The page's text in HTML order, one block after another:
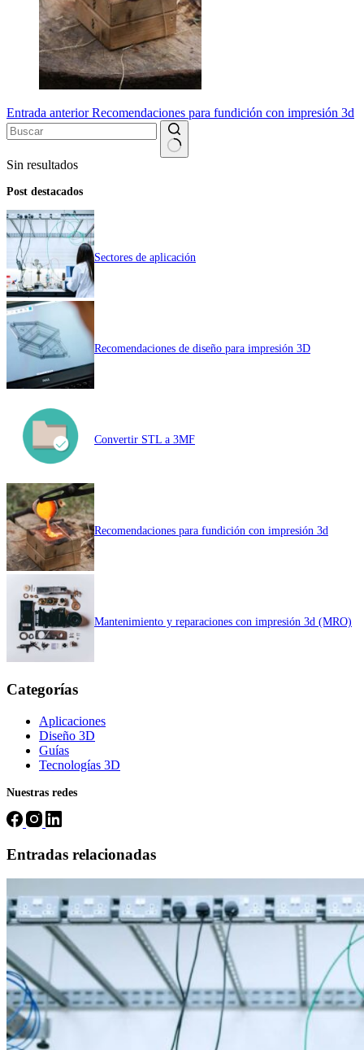
Entrada anteriorRecomendaciones para fundición con impresión 3d
Sin resultados
Post destacados
Sectores de aplicación
Recomendaciones de diseño para impresión 3D
Convertir STL a 3MF
Recomendaciones para fundición con impresión 3d
Mantenimiento y reparaciones con impresión 3d (MRO)
Categorías
Aplicaciones
Diseño 3D
Guías
Tecnologías 3D
Nuestras redes
Entradas relacionadas